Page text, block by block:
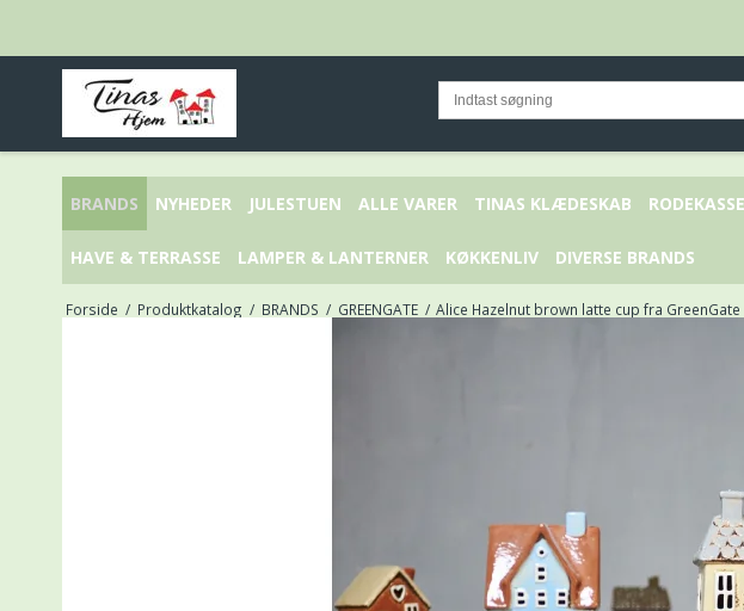
BRANDS NYHEDER JULESTUEN ALLE VARER TINAS KLÆDESKAB
HAVE & TERRASSE LAMPER & LANTERNER KØKKENLIV DIVERSE BRANDS
Forside / Produktkatalog / BRANDS / GREENGATE / Alice Hazelnut brown latte cup fra GreenGate